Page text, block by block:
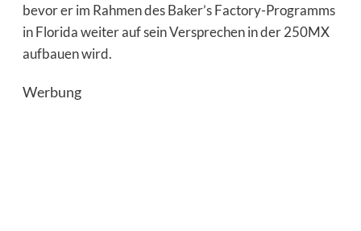
bevor er im Rahmen des Baker’s Factory-Programms
in Florida weiter auf sein Versprechen in der 250MX
aufbauen wird.
Werbung